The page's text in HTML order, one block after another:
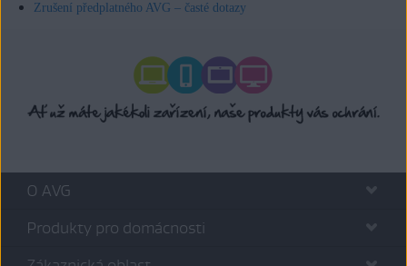
Zrušení předplatného AVG – časté dotazy
O AVG
Produkty pro domácnosti